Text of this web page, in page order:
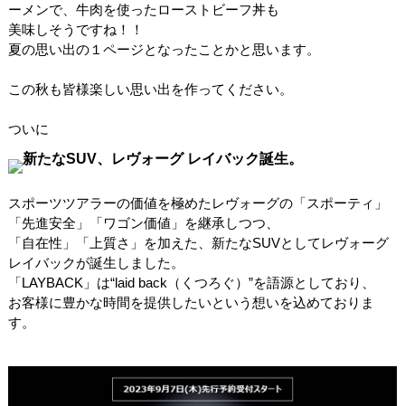
ーメンで、牛肉を使ったローストビーフ丼も
美味しそうですね！！
夏の思い出の１ページとなったことかと思います。
この秋も皆様楽しい思い出を作ってください。
ついに
スポーツツアラーの価値を極めたレヴォーグの「スポーティ」
「先進安全」「ワゴン価値」を継承しつつ、
「自在性」「上質さ」を加えた、新たなSUVとしてレヴォーグ
レイバックが誕生しました。
「LAYBACK」は“laid back（くつろぐ）”を語源としており、
お客様に豊かな時間を提供したいという想いを込めておりま
す。